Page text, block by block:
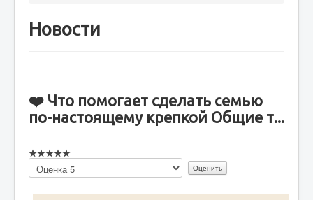
Новости
❤️ Что помогает сделать семью
по-настоящему крепкой Общие т...
Пожалуйста,
оцените